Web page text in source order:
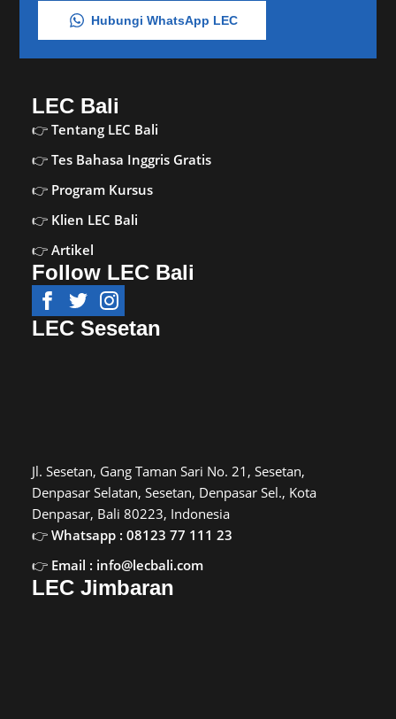
Hubungi WhatsApp LEC
LEC Bali
Tentang LEC Bali
Tes Bahasa Inggris Gratis
Program Kursus
Klien LEC Bali
Artikel
Follow LEC Bali
LEC Sesetan
Jl. Sesetan, Gang Taman Sari No. 21, Sesetan,
Denpasar Selatan, Sesetan, Denpasar Sel., Kota
Denpasar, Bali 80223, Indonesia
Whatsapp : 08123 77 111 23
Email : info@lecbali.com
LEC Jimbaran